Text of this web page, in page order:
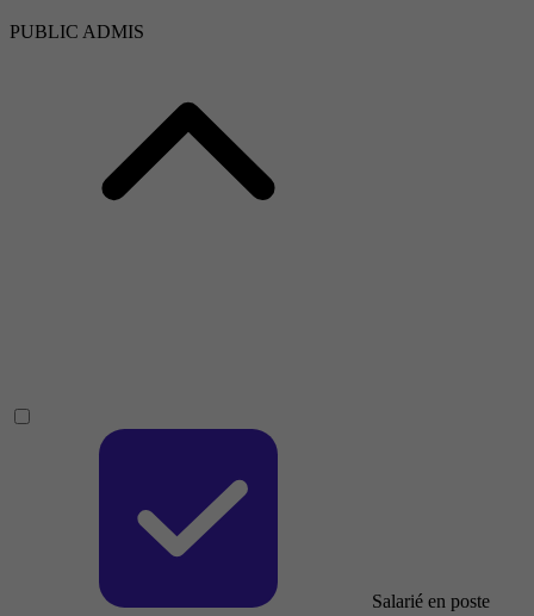
PUBLIC ADMIS
Salarié en poste